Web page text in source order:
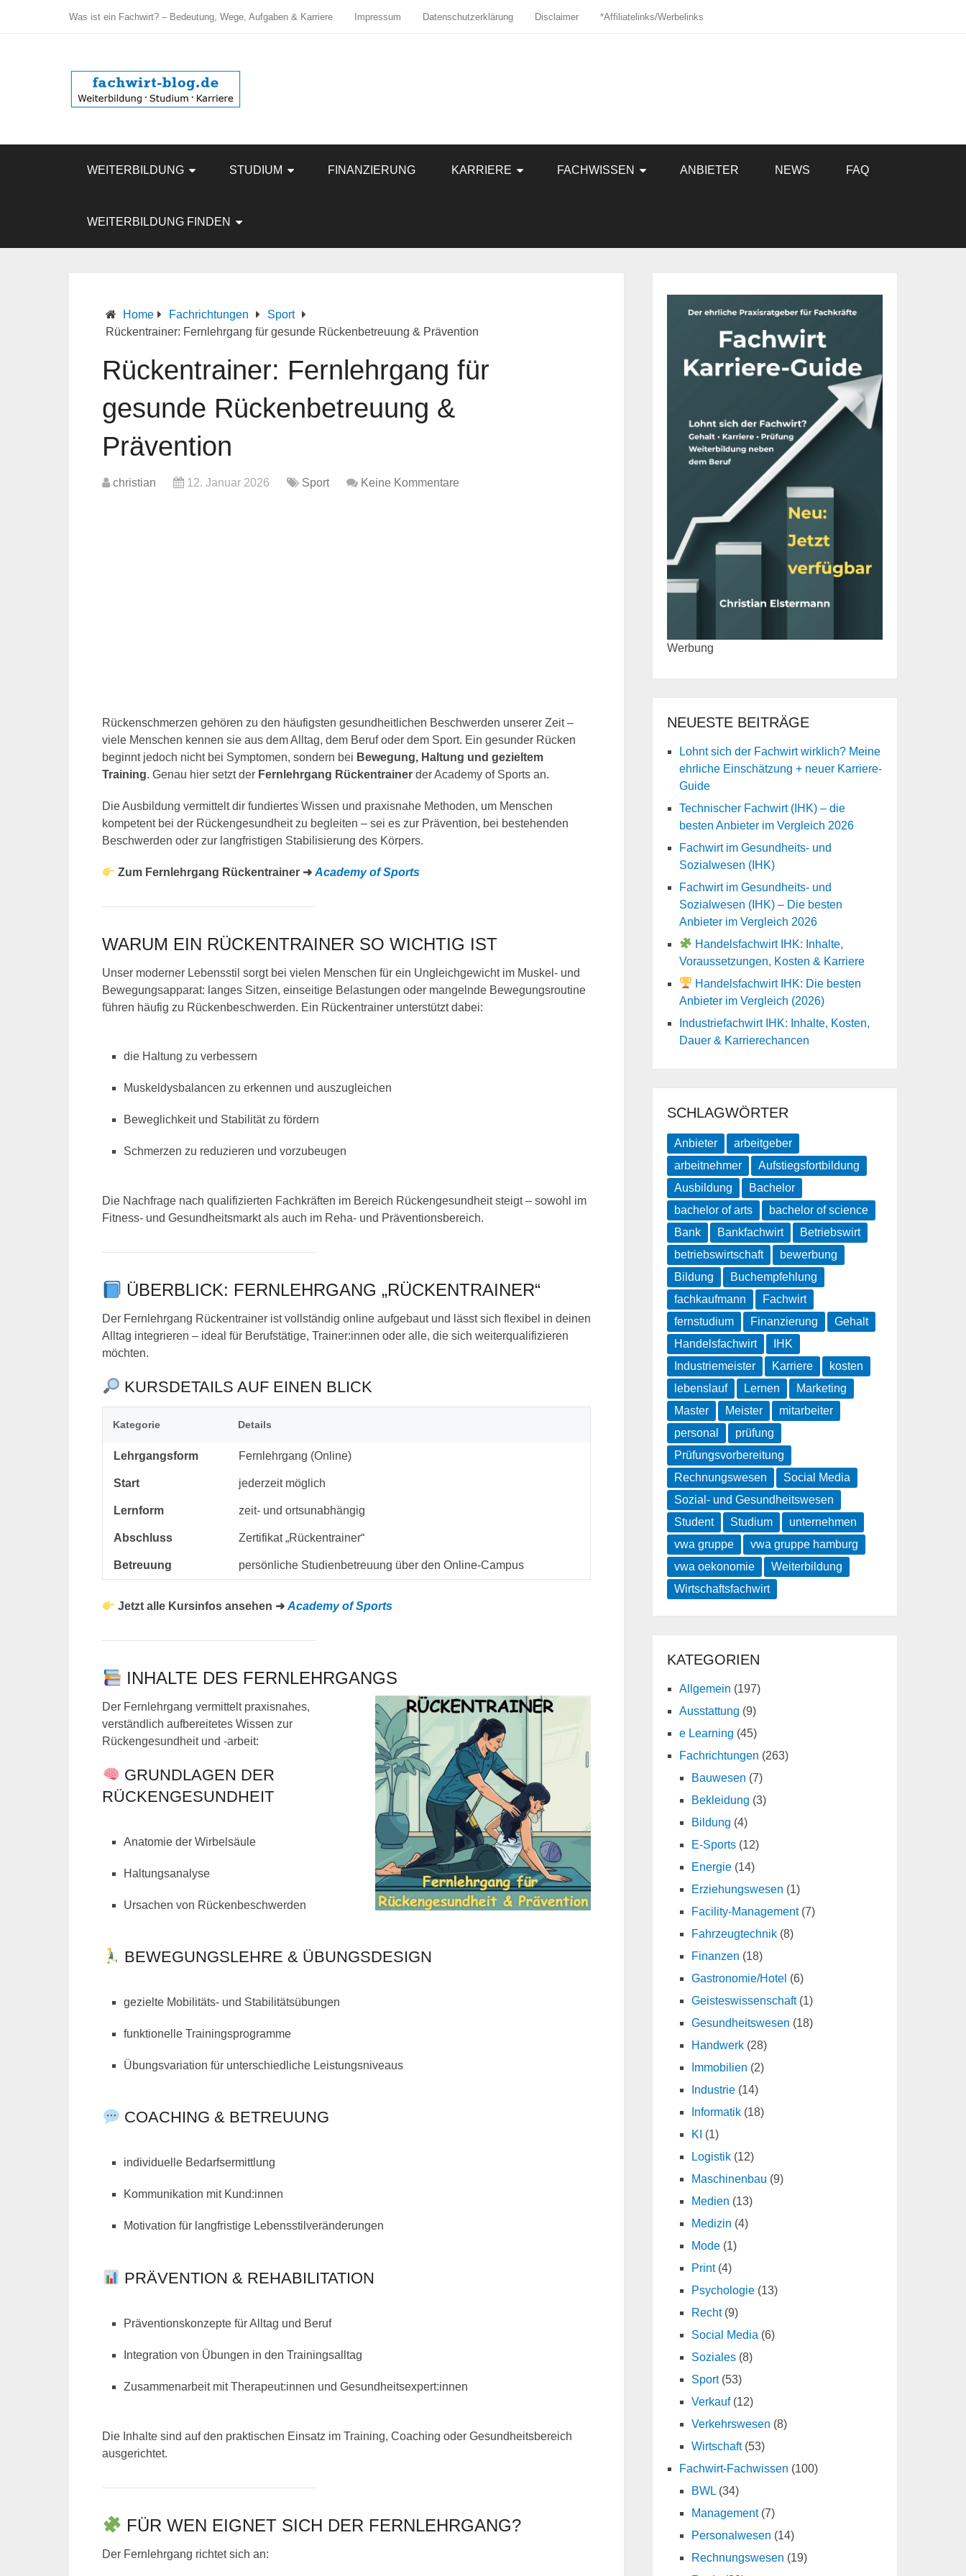
Was ist ein Fachwirt? – Bedeutung, Wege, Aufgaben & Karriere Impressum Datenschutzerklärung Disclaimer *Affiliatelinks/Werbelinks
WEITERBILDUNG STUDIUM FINANZIERUNG KARRIERE FACHWISSEN ANBIETER NEWS FAQ
WEITERBILDUNG FINDEN
Home Fachrichtungen
Sport
Rückentrainer: Fernlehrgang für gesunde Rückenbetreuung & Prävention
Rückentrainer: Fernlehrgang für
gesunde Rückenbetreuung &
Prävention
christian 12. Januar 2026 Sport Keine Kommentare
Rückenschmerzen gehören zu den häufigsten gesundheitlichen Beschwerden unserer Zeit –
viele Menschen kennen sie aus dem Alltag, dem Beruf oder dem Sport. Ein gesunder Rücken
beginnt jedoch nicht bei Symptomen, sondern bei Bewegung, Haltung und gezieltem
Training. Genau hier setzt der Fernlehrgang Rückentrainer der Academy of Sports an.
Die Ausbildung vermittelt dir fundiertes Wissen und praxisnahe Methoden, um Menschen
kompetent bei der Rückengesundheit zu begleiten – sei es zur Prävention, bei bestehenden
Beschwerden oder zur langfristigen Stabilisierung des Körpers.
Zum Fernlehrgang Rückentrainer ➜Academy of Sports
WARUM EIN RÜCKENTRAINER SO WICHTIG IST
Unser moderner Lebensstil sorgt bei vielen Menschen für ein Ungleichgewicht im Muskel- und
Bewegungsapparat: langes Sitzen, einseitige Belastungen oder mangelnde Bewegungsroutine
führen häufig zu Rückenbeschwerden. Ein Rückentrainer unterstützt dabei:
die Haltung zu verbessern
Muskeldysbalancen zu erkennen und auszugleichen
Beweglichkeit und Stabilität zu fördern
Schmerzen zu reduzieren und vorzubeugen
Die Nachfrage nach qualifizierten Fachkräften im Bereich Rückengesundheit steigt – sowohl im
Fitness- und Gesundheitsmarkt als auch im Reha- und Präventionsbereich.
ÜBERBLICK: FERNLEHRGANG „RÜCKENTRAINER“
Der Fernlehrgang Rückentrainer ist vollständig online aufgebaut und lässt sich flexibel in deinen
Alltag integrieren – ideal für Berufstätige, Trainer:innen oder alle, die sich weiterqualifizieren
möchten.
KURSDETAILS AUF EINEN BLICK
Kategorie Details
Lehrgangsform Fernlehrgang (Online)
Start jederzeit möglich
Lernform zeit- und ortsunabhängig
Abschluss Zertifikat „Rückentrainer“
Betreuung persönliche Studienbetreuung über den Online-Campus
Jetzt alle Kursinfos ansehen ➜Academy of Sports
INHALTE DES FERNLEHRGANGS
Der Fernlehrgang vermittelt praxisnahes,
verständlich aufbereitetes Wissen zur
Rückengesundheit und -arbeit:
GRUNDLAGEN DER
RÜCKENGESUNDHEIT
Anatomie der Wirbelsäule
Haltungsanalyse
Ursachen von Rückenbeschwerden
BEWEGUNGSLEHRE & ÜBUNGSDESIGN
gezielte Mobilitäts- und Stabilitätsübungen
funktionelle Trainingsprogramme
Übungsvariation für unterschiedliche Leistungsniveaus
COACHING & BETREUUNG
individuelle Bedarfsermittlung
Kommunikation mit Kund:innen
Motivation für langfristige Lebensstilveränderungen
PRÄVENTION & REHABILITATION
Präventionskonzepte für Alltag und Beruf
Integration von Übungen in den Trainingsalltag
Zusammenarbeit mit Therapeut:innen und Gesundheitsexpert:innen
Die Inhalte sind auf den praktischen Einsatz im Training, Coaching oder Gesundheitsbereich
ausgerichtet.
FÜR WEN EIGNET SICH DER FERNLEHRGANG?
Der Fernlehrgang richtet sich an:
Werbung
NEUESTE BEITRÄGE
Lohnt sich der Fachwirt wirklich? Meine
ehrliche Einschätzung + neuer Karriere-
Guide
Technischer Fachwirt (IHK) – die
besten Anbieter im Vergleich 2026
Fachwirt im Gesundheits- und
Sozialwesen (IHK)
Fachwirt im Gesundheits- und
Sozialwesen (IHK) – Die besten
Anbieter im Vergleich 2026
Handelsfachwirt IHK: Inhalte,
Voraussetzungen, Kosten & Karriere
Handelsfachwirt IHK: Die besten
Anbieter im Vergleich (2026)
Industriefachwirt IHK: Inhalte, Kosten,
Dauer & Karrierechancen
SCHLAGWÖRTER
Anbieter
arbeitgeber
arbeitnehmer
Aufstiegsfortbildung
Ausbildung
Bachelor
bachelor of arts
bachelor of science
Bank
Bankfachwirt
Betriebswirt
betriebswirtschaft
bewerbung
Bildung
Buchempfehlung
fachkaufmann
Fachwirt
fernstudium
Finanzierung
Gehalt
Handelsfachwirt
IHK
Industriemeister
Karriere
kosten
lebenslauf
Lernen
Marketing
Master
Meister
mitarbeiter
personal
prüfung
Prüfungsvorbereitung
Rechnungswesen
Social Media
Sozial- und Gesundheitswesen
Student
Studium
unternehmen
vwa gruppe
vwa gruppe hamburg
vwa oekonomie
Weiterbildung
Wirtschaftsfachwirt
KATEGORIEN
Allgemein (197)
Ausstattung (9)
e Learning (45)
Fachrichtungen (263)
Bauwesen (7)
Bekleidung (3)
Bildung (4)
E-Sports (12)
Energie (14)
Erziehungswesen (1)
Facility-Management(7)
Fahrzeugtechnik (8)
Finanzen (18)
Gastronomie/Hotel (6)
Geisteswissenschaft(1)
Gesundheitswesen (18)
Handwerk (28)
Immobilien (2)
Industrie (14)
Informatik (18)
KI (1)
Logistik (12)
Maschinenbau (9)
Medien (13)
Medizin (4)
Mode (1)
Print(4)
Psychologie (13)
Recht(9)
Social Media (6)
Soziales (8)
Sport(53)
Verkauf(12)
Verkehrswesen (8)
Wirtschaft(53)
Fachwirt-Fachwissen (100)
BWL (34)
Management(7)
Personalwesen (14)
Rechnungswesen (19)